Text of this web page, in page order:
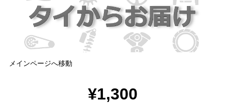
メインページへ移動
¥1,300